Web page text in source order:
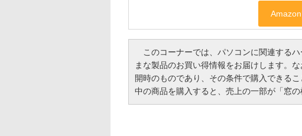
このコーナーでは、パソコンに関連する
まな製品のお買い得情報をお届けします。
開時のものであり、その条件で購入できる
中の商品を購入すると、売上の一部が「窓